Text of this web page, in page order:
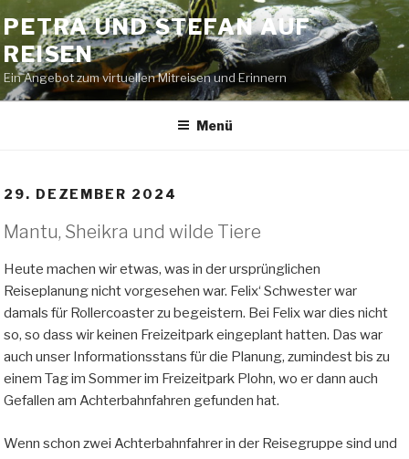
Inhalt
springen
PETRA UND STEFAN AUF
REISEN
Ein Angebot zum virtuellen Mitreisen und Erinnern
Menü
29. DEZEMBER 2024
Mantu, Sheikra und wilde Tiere
Heute machen wir etwas, was in der ursprünglichen
Reiseplanung nicht vorgesehen war. Felix‘ Schwester war
damals für Rollercoaster zu begeistern. Bei Felix war dies nicht
so, so dass wir keinen Freizeitpark eingeplant hatten. Das war
auch unser Informationsstans für die Planung, zumindest bis zu
einem Tag im Sommer im Freizeitpark Plohn, wo er dann auch
Gefallen am Achterbahnfahren gefunden hat.
Wenn schon zwei Achterbahnfahrer in der Reisegruppe sind und